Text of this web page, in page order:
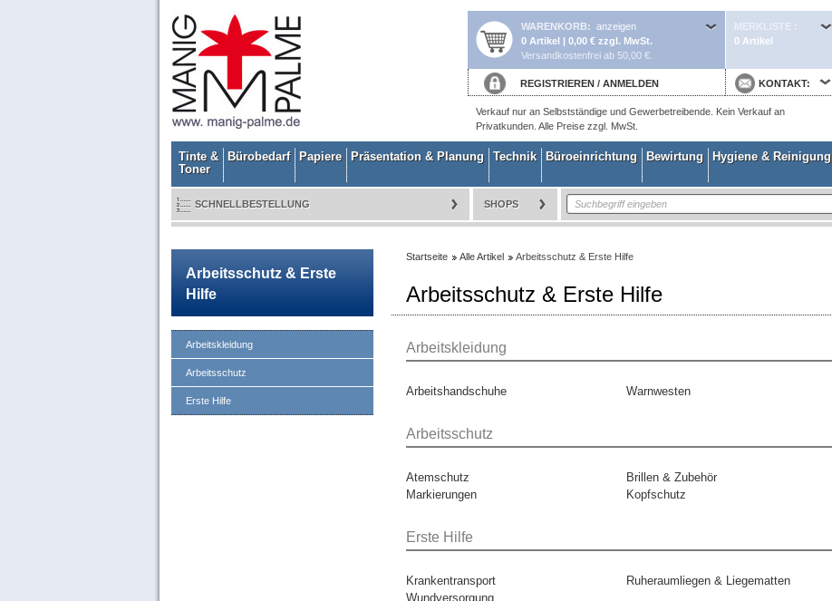
WARENKORB
anzeigen
0 Artikel | 0,00 € zzgl. MwSt.
Versandkostenfrei ab 50,00 €.
MERKLISTE
0 Artikel
REGISTRIEREN / ANMELDEN KONTAKT
Verkauf nur an Selbstständige und Gewerbetreibende. Kein Verkauf an
Privatkunden. Alle Preise zzgl. MwSt.
Tinte &
Toner
Bürobedarf Papiere Präsentation & Planung Technik Büroeinrichtung Bewirtung Hygiene & Reinigung
SCHNELLBESTELLUNG SHOPS
Arbeitsschutz & Erste
Hilfe
Arbeitskleidung
Arbeitsschutz
Erste Hilfe
Startseite Alle Artikel Arbeitsschutz & Erste Hilfe
Arbeitsschutz & Erste Hilfe
Arbeitskleidung
Arbeitshandschuhe Warnwesten
Arbeitsschutz
Atemschutz Brillen & Zubehör
Markierungen
Kopfschutz
Erste Hilfe
Krankentransport Ruheraumliegen & Liegematten
Wundversorgung